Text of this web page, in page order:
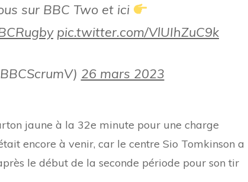
sur BBC Two et ici
pic.twitter.com/VlUIhZuC9k
26 mars 2023
jaune à la 32e minute pour une charge
encore à venir, car le centre Sio Tomkinson a
le début de la seconde période pour son tir